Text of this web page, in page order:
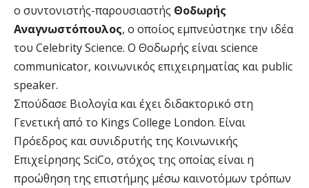
ο συντονιστής-παρουσιαστής Θοδωρής
Αναγνωστόπουλος, ο οποίος εμπνεύστηκε την ιδέα
του Celebrity Science. O Θοδωρής είναι science
communicator, κοινωνικός επιχειρηματίας και public
speaker.
Σπούδασε Βιολογία και έχει διδακτορικό στη
Γενετική από το Kings College London. Είναι
Πρόεδρος και συνιδρυτής της Κοινωνικής
Επιχείρησης SciCo, στόχος της οποίας είναι η
προώθηση της επιστήμης μέσω καινοτόμων τρόπων